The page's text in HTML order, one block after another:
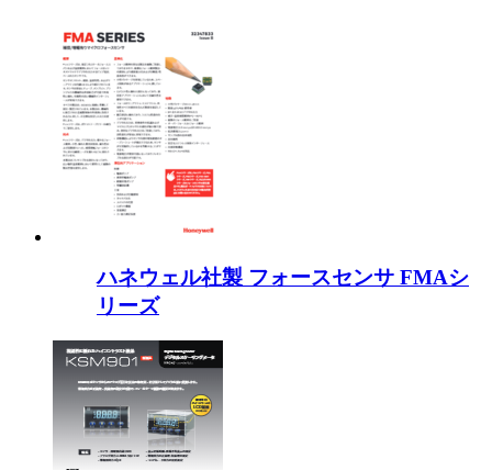
ハネウェル社製 フォースセンサ FMAシ
リーズ